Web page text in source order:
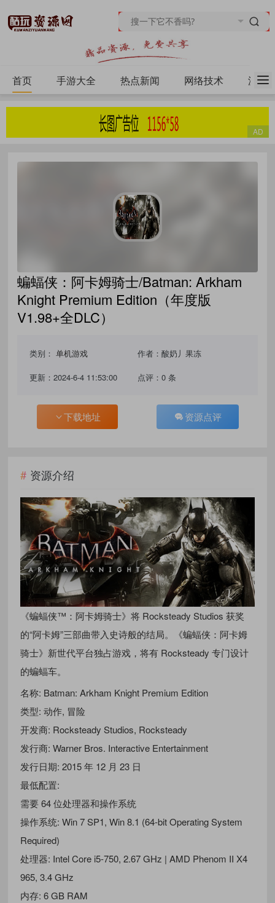
首页 手游大全 热点新闻 网络技术 源码
蝙蝠侠：阿卡姆骑士/Batman: Arkham
Knight Premium Edition（年度版
V1.98+全DLC）
类别：单机游戏 作者：酸奶丿果冻
更新：2024-6-4 11:53:00 点评：0 条
下载地址 资源点评
资源介绍
《蝙蝠侠™：阿卡姆骑士》将 Rocksteady Studios 获奖
的“阿卡姆”三部曲带入史诗般的结局。《蝙蝠侠：阿卡姆
骑士》新世代平台独占游戏，将有 Rocksteady 专门设计
的蝙蝠车。
名称: Batman: Arkham Knight Premium Edition
类型: 动作, 冒险
开发商: Rocksteady Studios, Rocksteady
发行商: Warner Bros. Interactive Entertainment
发行日期: 2015 年 12 月 23 日
最低配置:
需要 64 位处理器和操作系统
操作系统: Win 7 SP1, Win 8.1 (64-bit Operating System
Required)
处理器: Intel Core i5-750, 2.67 GHz | AMD Phenom II X4
965, 3.4 GHz
内存: 6 GB RAM